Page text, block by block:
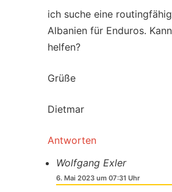
ich suche eine
Albanien für Enduros.
helfen?
Grüße
Dietmar
Antworten
Wolfgang Exler
6. Mai 2023 um 07:31 Uhr